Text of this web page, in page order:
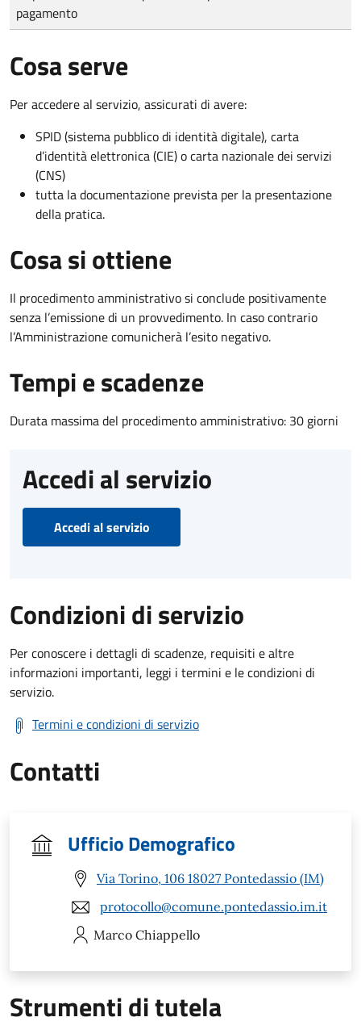
pagamento
Cosa serve
Per accedere al servizio, assicurati di avere:
SPID (sistema pubblico di identità digitale), carta
d’identità elettronica (CIE) o carta nazionale dei servizi
(CNS)
tutta la documentazione prevista per la presentazione
della pratica.
Cosa si ottiene
Il procedimento amministrativo si conclude positivamente
senza l’emissione di un provvedimento. In caso contrario
l’Amministrazione comunicherà l’esito negativo.
Tempi e scadenze
Durata massima del procedimento amministrativo: 30 giorni
Accedi al servizio
Accedi al servizio
Condizioni di servizio
Per conoscere i dettagli di scadenze, requisiti e altre
informazioni importanti, leggi i termini e le condizioni di
servizio.
Termini e condizioni di servizio
Contatti
Ufficio Demografico
Via Torino, 106 18027 Pontedassio (IM)
protocollo@comune.pontedassio.im.it
Marco Chiappello
Strumenti di tutela